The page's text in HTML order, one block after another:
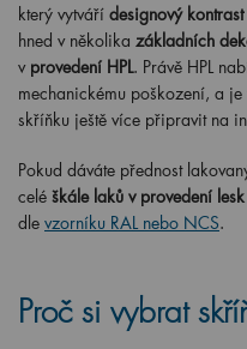
který vytváří designový
hned v několika základních
v provedení HPL. Právě HPL
mechanickému poškození, a
skříňku ještě více připravit na
Pokud dáváte přednost
celé škále laků v provedení
dle vzorníku RAL nebo NCS.
Proč si vybrat